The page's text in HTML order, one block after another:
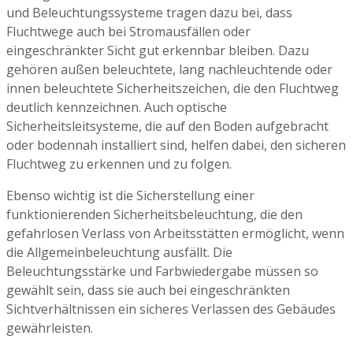
und Beleuchtungssysteme tragen dazu bei, dass
Fluchtwege auch bei Stromausfällen oder
eingeschränkter Sicht gut erkennbar bleiben. Dazu
gehören außen beleuchtete, lang nachleuchtende oder
innen beleuchtete Sicherheitszeichen, die den Fluchtweg
deutlich kennzeichnen. Auch optische
Sicherheitsleitsysteme, die auf den Boden aufgebracht
oder bodennah installiert sind, helfen dabei, den sicheren
Fluchtweg zu erkennen und zu folgen.
Ebenso wichtig ist die Sicherstellung einer
funktionierenden Sicherheitsbeleuchtung, die den
gefahrlosen Verlass von Arbeitsstätten ermöglicht, wenn
die Allgemeinbeleuchtung ausfällt. Die
Beleuchtungsstärke und Farbwiedergabe müssen so
gewählt sein, dass sie auch bei eingeschränkten
Sichtverhältnissen ein sicheres Verlassen des Gebäudes
gewährleisten.